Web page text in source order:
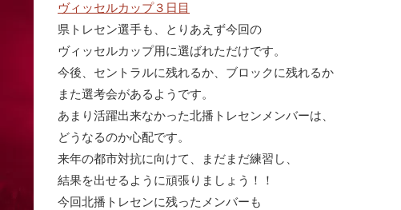
ヴィッセルカップ３日目
県トレセン選手も、とりあえず今回の
ヴィッセルカップ用に選ばれただけです。
今後、セントラルに残れるか、ブロックに残れるか
また選考会があるようです。
あまり活躍出来なかった北播トレセンメンバーは、
どうなるのか心配です。
来年の都市対抗に向けて、まだまだ練習し、
結果を出せるように頑張りましょう！！
今回北播トレセンに残ったメンバーも